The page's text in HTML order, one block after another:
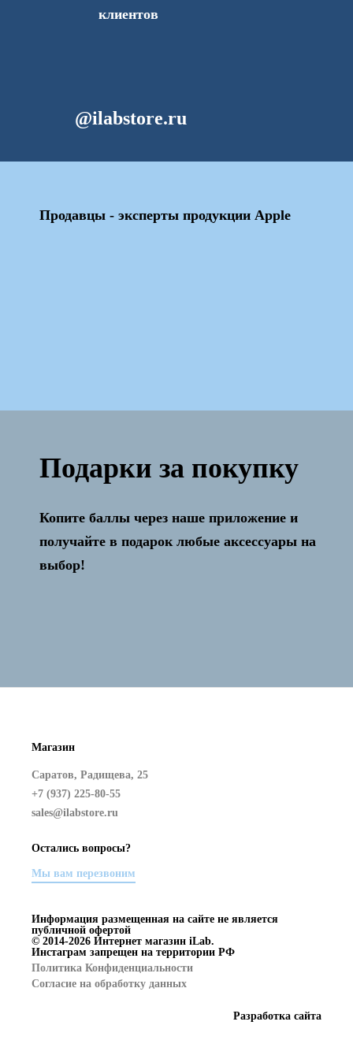
клиентов
@ilabstore.ru
Продавцы - эксперты продукции Apple
Активация и настройка бесплатно!
Подарки за покупку
Копите баллы через наше приложение и
получайте в подарок любые аксессуары на
выбор!
Магазин
Саратов, Радищева, 25
+7 (937) 225-80-55
sales@ilabstore.ru
Политика Конфиденциальности
Согласие на обработку данных
Остались вопросы?
Мы вам перезвоним
Информация размещенная на сайте не является
публичной офертой
© 2014-2026 Интернет магазин iLab.
Инстаграм запрещен на территории РФ
Разработка сайта